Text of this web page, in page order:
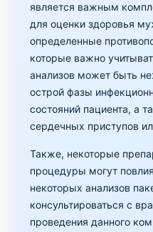
является важным
для оценки здоровья
определенные
которые важно
анализов может быть
острой фазы
состояний пациента, а
сердечных приступов
Также, некоторые
процедуры могут
некоторых анализов
консультироваться с
проведения данного